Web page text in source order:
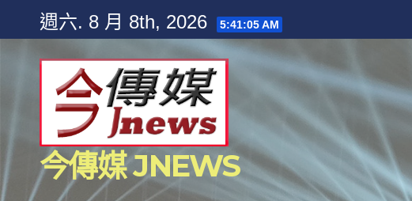
content
週六. 8 月 8th, 2026 5:41:06 AM
今傳媒 JNEWS